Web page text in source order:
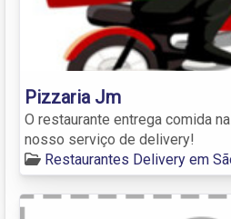
Pizzaria Jm
O restaurante entrega comida
nosso serviço de delivery!
Restaurantes Delivery em